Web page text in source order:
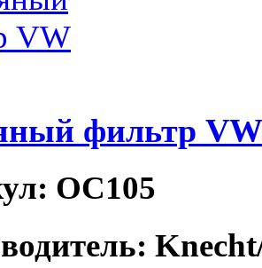
фильтр
OC105